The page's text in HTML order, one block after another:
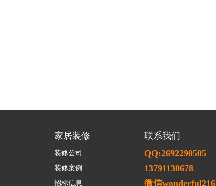
家居装修
装修公司
装修案例
招标信息
联系我们
QQ:2692290505
13791130678
微信wonderful216